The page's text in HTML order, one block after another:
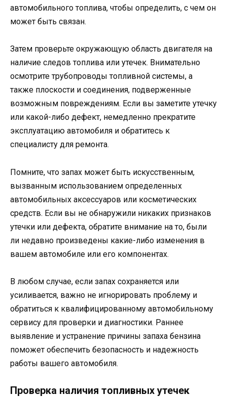
автомобильного топлива, чтобы определить, с чем он
может быть связан.
Затем проверьте окружающую область двигателя на
наличие следов топлива или утечек. Внимательно
осмотрите трубопроводы топливной системы, а
также плоскости и соединения, подверженные
возможным повреждениям. Если вы заметите утечку
или какой-либо дефект, немедленно прекратите
эксплуатацию автомобиля и обратитесь к
специалисту для ремонта.
Помните, что запах может быть искусственным,
вызванным использованием определенных
автомобильных аксессуаров или косметических
средств. Если вы не обнаружили никаких признаков
утечки или дефекта, обратите внимание на то, были
ли недавно произведены какие-либо изменения в
вашем автомобиле или его компонентах.
В любом случае, если запах сохраняется или
усиливается, важно не игнорировать проблему и
обратиться к квалифицированному автомобильному
сервису для проверки и диагностики. Раннее
выявление и устранение причины запаха бензина
поможет обеспечить безопасность и надежность
работы вашего автомобиля.
Проверка наличия топливных утечек